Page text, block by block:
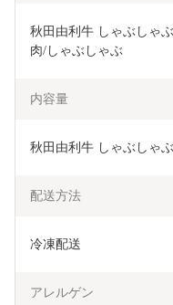
秋田由利牛 しゃぶしゃ
肉/しゃぶしゃぶ
内容量
秋田由利牛 しゃぶしゃ
配送方法
冷凍配送
アレルゲン